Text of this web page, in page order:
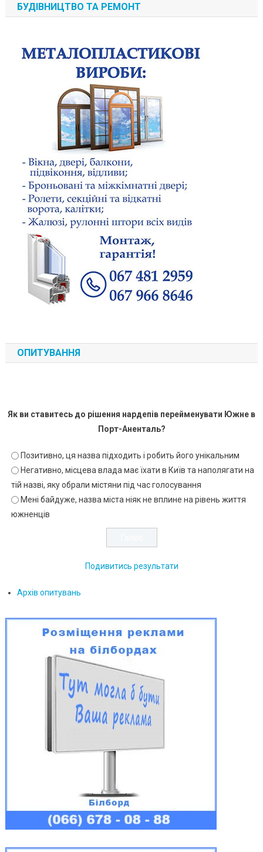
БУДІВНИЦТВО ТА РЕМОНТ
ОПИТУВАННЯ
Як ви ставитесь до рішення нардепів перейменувати Южне в
Порт-Аненталь?
Позитивно, ця назва підходить і робить його унікальним
Негативно, місцева влада має їхати в Київ та наполягати на
тій назві, яку обрали містяни під час голосування
Мені байдуже, назва міста ніяк не вплине на рівень життя
южненців
Подивитись результати
Архів опитувань